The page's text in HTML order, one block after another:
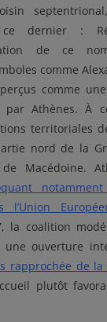
ce dernier :
de ce
comme
comme
Athènes. À
territoriales
nord de la
Macédoine.
l’Union
la coalition
une ouverture
rapprochée de
plutôt